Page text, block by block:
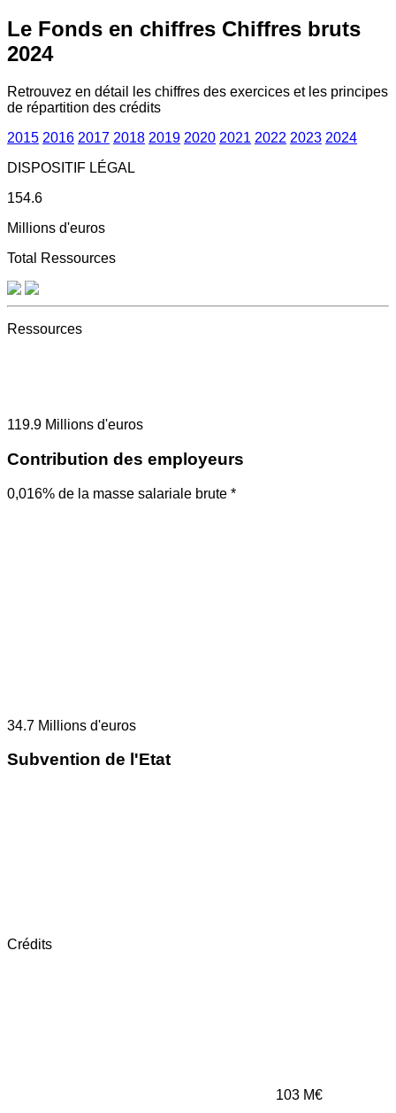
Le Fonds en chiffres Chiffres bruts
2024
Retrouvez en détail les chiffres des exercices et les principes
de répartition des crédits
2015 2016 2017 2018 2019 2020 2021 2022 2023 2024
DISPOSITIF LÉGAL
154.6
Millions d'euros
Total Ressources
Ressources
119.9 Millions d'euros
Contribution des employeurs
0,016% de la masse salariale brute *
34.7 Millions d'euros
Subvention de l'Etat
Crédits
103 M€